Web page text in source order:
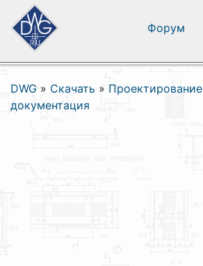
Форум
DWG » Скачать » Проектирование
документация